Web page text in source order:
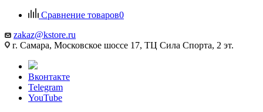
Сравнение товаров0
zakaz@kstore.ru
г. Самара, Московское шоссе 17, ТЦ Сила Спорта, 2 эт.
Вконтакте
Telegram
YouTube